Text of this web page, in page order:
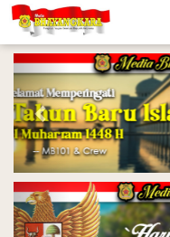
Previous
Previous